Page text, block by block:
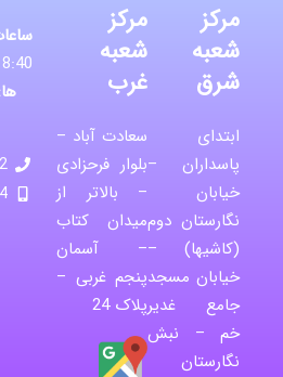
مرکز
شعبه
شرق
ابتدای
پاسداران –
خیابان
نگارستان دوم
(کاشیها) –
خیابان مسجد
جامع غدیر
خم – نبش
نگارستان
مرکز
شعبه
غرب
سعادت آباد –
بلوار فرحزادی
– بالاتر از
میدان کتاب
– آسمان
پنجم غربی –
پلاک 24
8:40 صبح تا 20:20 شب |